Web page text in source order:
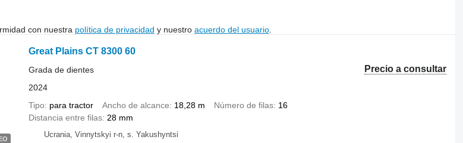
con nuestra política de privacidad y nuestro acuerdo del usuario.
Great Plains CT 8300 60
Precio a consultar
Grada de dientes
2024
Tipo
para tractor Ancho de alcance 18,28 m Número de filas 16
Distancia entre filas 28 mm
Ucrania, Vinnytskyi r-n, s. Yakushyntsi